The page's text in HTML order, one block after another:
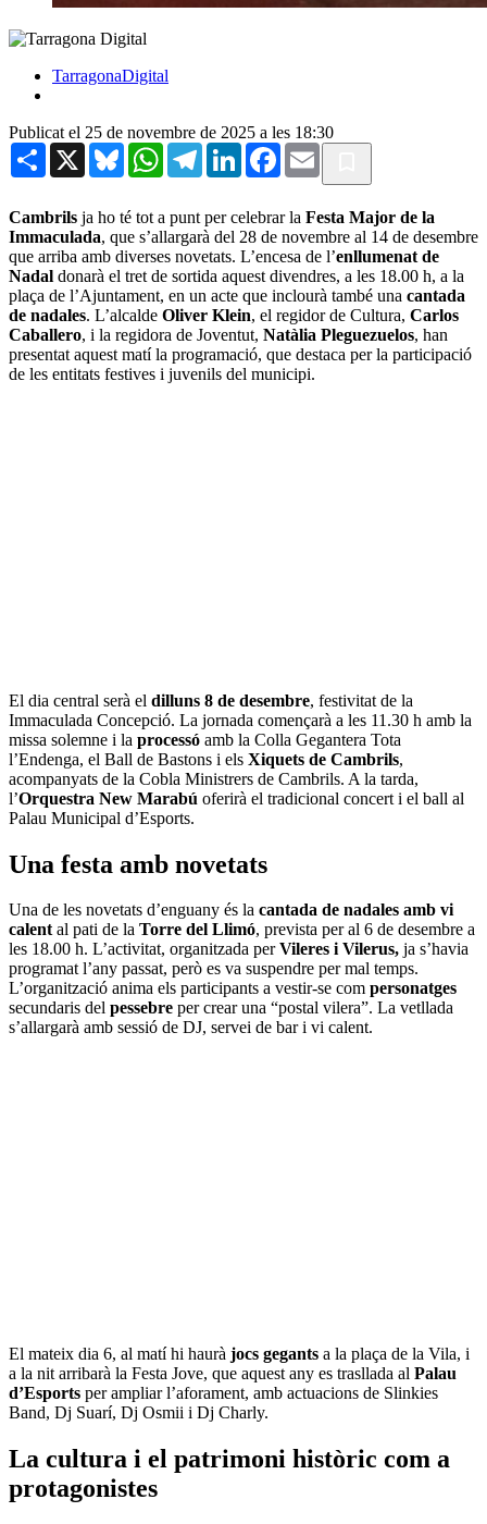
TarragonaDigital
Publicat el 25 de novembre de 2025 a les 18:30
Share X BlueskyWhatsAppTelegramLinkedInFacebook
Email
Cambrils ja ho té tot a punt per celebrar la Festa Major de la
Immaculada, que s’allargarà del 28 de novembre al 14 de desembre
que arriba amb diverses novetats. L’encesa de l’enllumenat de
Nadal donarà el tret de sortida aquest divendres, a les 18.00 h, a la
plaça de l’Ajuntament, en un acte que inclourà també una cantada
de nadales. L’alcalde Oliver Klein, el regidor de Cultura, Carlos
Caballero, i la regidora de Joventut, Natàlia Pleguezuelos, han
presentat aquest matí la programació, que destaca per la participació
de les entitats festives i juvenils del municipi.
El dia central serà el dilluns 8 de desembre, festivitat de la
Immaculada Concepció. La jornada començarà a les 11.30 h amb la
missa solemne i la processó amb la Colla Gegantera Tota
l’Endenga, el Ball de Bastons i els Xiquets de Cambrils,
acompanyats de la Cobla Ministrers de Cambrils. A la tarda,
l’Orquestra New Marabú oferirà el tradicional concert i el ball al
Palau Municipal d’Esports.
Una festa amb novetats
Una de les novetats d’enguany és la cantada de nadales amb vi
calental pati de la Torre del Llimó, prevista per al 6 de desembre a
les 18.00 h. L’activitat, organitzada perVileres i Vilerus, ja s’havia
programat l’any passat, però es va suspendre per mal temps.
L’organització anima els participants a vestir-se com personatges
secundaris del pessebre per crear una “postal vilera”. La vetllada
s’allargarà amb sessió de DJ, servei de bar i vi calent.
El mateix dia 6, al matí hi haurà jocs gegants a la plaça de la Vila, i
a la nit arribarà la Festa Jove, que aquest any es trasllada al Palau
d’Esports per ampliar l’aforament, amb actuacions de Slinkies
Band, Dj Suarí, Dj Osmii i Dj Charly.
La cultura i el patrimoni històric com a
protagonistes